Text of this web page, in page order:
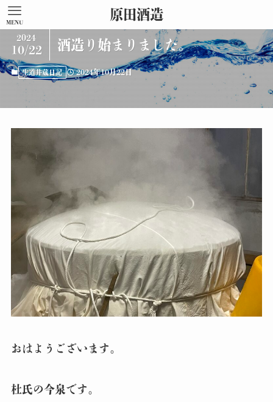
原田酒造
MENU
酒造り始まりました。
2024
10/22
生道井蔵日記 2024年10月22日
おはようございます。
杜氏の今泉です。